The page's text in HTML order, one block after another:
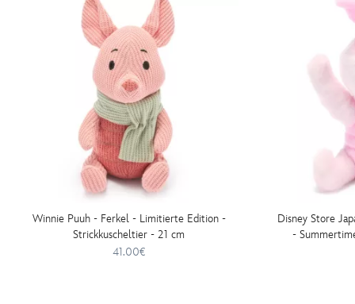
Winnie Puuh - Ferkel - Limitierte Edition -
Strickkuscheltier - 21 cm
41.00€
Disney Store
-